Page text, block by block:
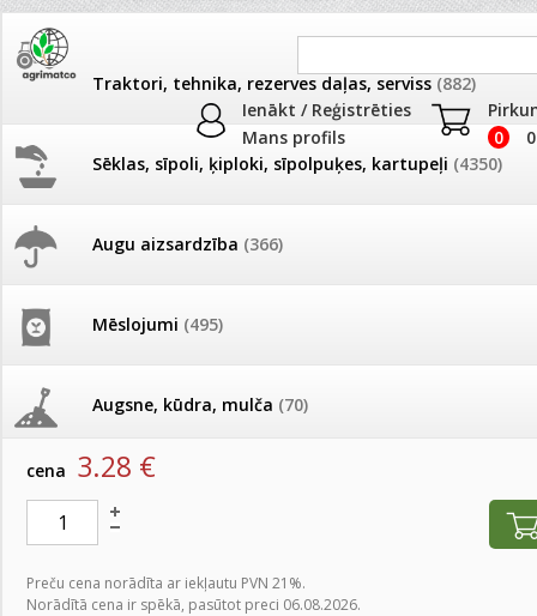
Ienākt / Reģistrēties
Mans profils
0
Traktori, tehnika, rezerves daļas, serviss (882)
Sēklas, sīpoli, ķiploki, sīpolpuķes, kartupeļi (4350)
Augu aizsardzība (366)
Mēslojumi (495)
Augsne, kūdra, mulča (70)
Podi un kasetes
JAUNUMI
Pašlasīšanas vietu katalogs
26.05. Vebinārs - Kā ierobežot
gliemežus piemājas dārzā un
Ūdens piemērotības noteikšana
smidzinājumu veikšanai
Pievienojies braucienam uz
AKCIJAS
frēze + mulčieris +
AKCIJAS komplekts -
AKCIJAS komplekts -
Balkoniem
Produkti »Podi un kasetes
Balkonkaste 50cm AGRO tumši brūna IS500
artikuls: 1282 EAN:5905197355184
cena 3.28 €
Preču cena norādīta ar iekļautu PVN 21%.
Norādītā cena ir spēkā, pasūtot preci 06.08.2026.